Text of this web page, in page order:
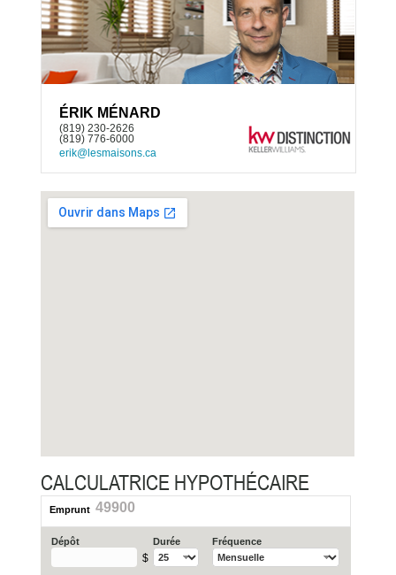
ÉRIK MÉNARD
(819) 230-2626
(819) 776-6000
erik@lesmaisons.ca
CALCULATRICE HYPOTHÉCAIRE
Emprunt 49900
Dépôt
$
Durée Fréquence